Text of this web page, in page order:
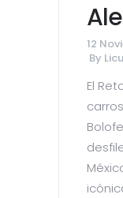
12
By
El